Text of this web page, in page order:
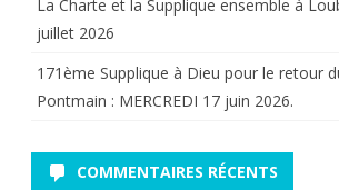
La Charte et la Supplique ensemble à
juillet 2026
171ème Supplique à Dieu pour le retour
Pontmain : MERCREDI 17 juin 2026.
COMMENTAIRES RÉCENTS